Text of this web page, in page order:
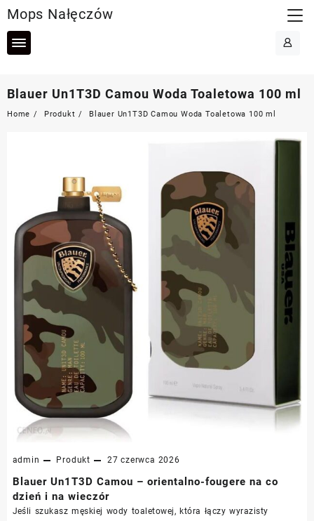
to
content
Mops Nałęczów
Blauer Un1T3D Camou Woda Toaletowa 100 ml
Home Produkt Blauer Un1T3D Camou Woda Toaletowa 100 ml
admin Produkt 27 czerwca 2026
Blauer Un1T3D Camou – orientalno-fougere na co
dzień i na wieczór
Jeśli szukasz męskiej wody toaletowej, która łączy wyrazisty